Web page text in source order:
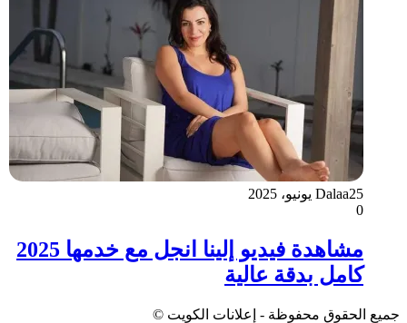
Dalaa25 يونيو، 2025
0
مشاهدة فيديو إلينا انجل مع خدمها 2025
كامل بدقة عالية
جميع الحقوق محفوظة - إعلانات الكويت ©